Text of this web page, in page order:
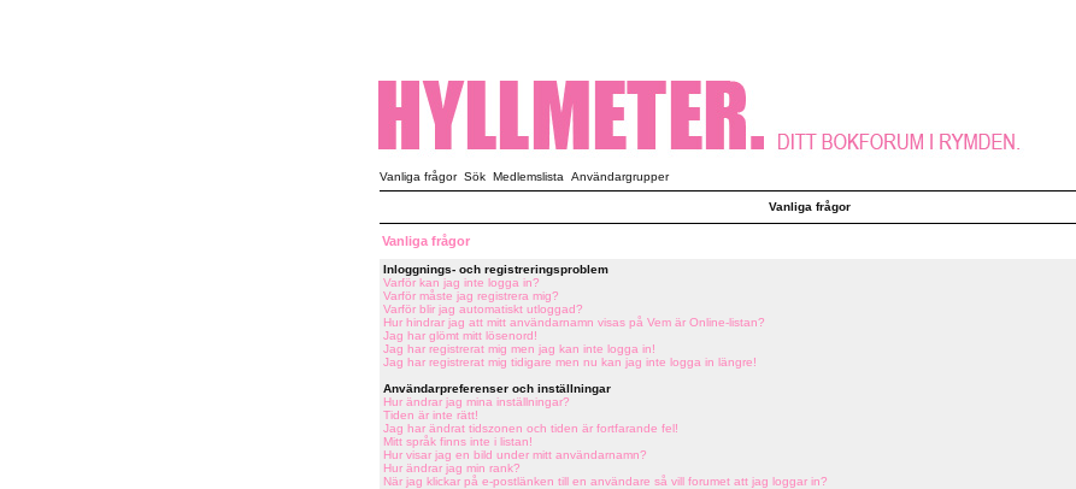
Vanliga frågor Sök Medlemslista Användargrupper
Vanliga frågor
Vanliga frågor
Inloggnings- och registreringsproblem
Varför kan jag inte logga in?
Varför måste jag registrera mig?
Varför blir jag automatiskt utloggad?
Hur hindrar jag att mitt användarnamn visas på Vem är Online-listan?
Jag har glömt mitt lösenord!
Jag har registrerat mig men jag kan inte logga in!
Jag har registrerat mig tidigare men nu kan jag inte logga in längre!
Användarpreferenser och inställningar
Hur ändrar jag mina inställningar?
Tiden är inte rätt!
Jag har ändrat tidszonen och tiden är fortfarande fel!
Mitt språk finns inte i listan!
Hur visar jag en bild under mitt användarnamn?
Hur ändrar jag min rank?
När jag klickar på e-postlänken till en användare så vill forumet att jag loggar in?